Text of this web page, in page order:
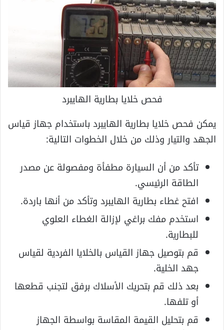
فحص خلايا بطارية الهايبرد
يمكن فحص خلايا بطارية الهايبرد باستخدام جهاز قياس
الجهد والتيار وذلك من خلال الخطوات التالية:
تأكد من أن السيارة مطفأة ومفصولة عن مصدر
الطاقة الرئيسي.
افتح غطاء بطارية الهايبرد وتأكد من أنها باردة.
استخدم مفك براغي لإزالة الغطاء العلوي
للبطارية.
قم بتوصيل جهاز القياس بالخلايا الفردية لقياس
جهد الخلية.
بعد ذلك قم بتحريك الأسلاك برفق لتجنب قطعها
أو تلفها.
قم بتحليل القيمة المقاسة بواسطة الجهاز